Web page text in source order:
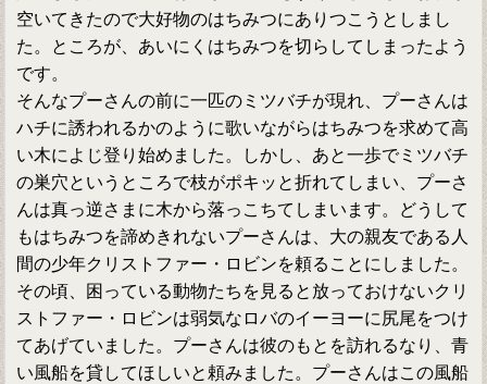
空いてきたので大好物のはちみつにありつこうとしまし
た。ところが、あいにくはちみつを切らしてしまったよう
です。
そんなプーさんの前に一匹のミツバチが現れ、プーさんは
ハチに誘われるかのように歌いながらはちみつを求めて高
い木によじ登り始めました。しかし、あと一歩でミツバチ
の巣穴というところで枝がポキッと折れてしまい、プーさ
んは真っ逆さまに木から落っこちてしまいます。どうして
もはちみつを諦めきれないプーさんは、大の親友である人
間の少年クリストファー・ロビンを頼ることにしました。
その頃、困っている動物たちを見ると放っておけないクリ
ストファー・ロビンは弱気なロバのイーヨーに尻尾をつけ
てあげていました。プーさんは彼のもとを訪れるなり、青
い風船を貸してほしいと頼みました。プーさんはこの風船